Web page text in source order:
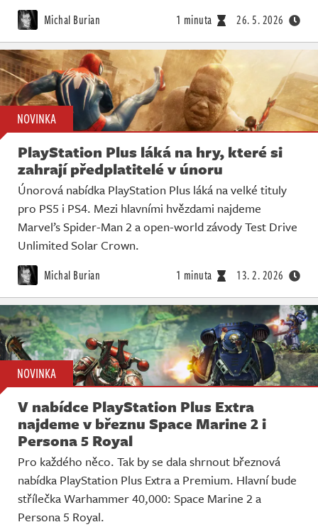
Michal Burian 1 minuta 26. 5. 2026
NOVINKA
PlayStation Plus láká na hry, které si
zahrají předplatitelé v únoru
Únorová nabídka PlayStation Plus láká na velké tituly
pro PS5 i PS4. Mezi hlavními hvězdami najdeme
Marvel’s Spider-Man 2 a open-world závody Test Drive
Unlimited Solar Crown.
Michal Burian 1 minuta 13. 2. 2026
NOVINKA
V nabídce PlayStation Plus Extra
najdeme v březnu Space Marine 2 i
Persona 5 Royal
Pro každého něco. Tak by se dala shrnout březnová
nabídka PlayStation Plus Extra a Premium. Hlavní bude
střílečka Warhammer 40,000: Space Marine 2 a
Persona 5 Royal.